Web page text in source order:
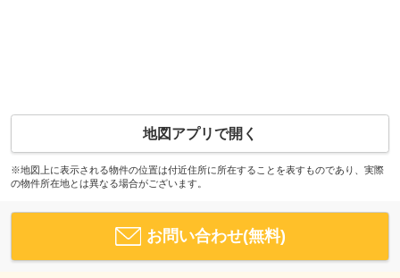
地図アプリで開く
※地図上に表示される物件の位置は付近住所に所在することを表すものであり、実際
の物件所在地とは異なる場合がございます。
お問い合わせ(無料)